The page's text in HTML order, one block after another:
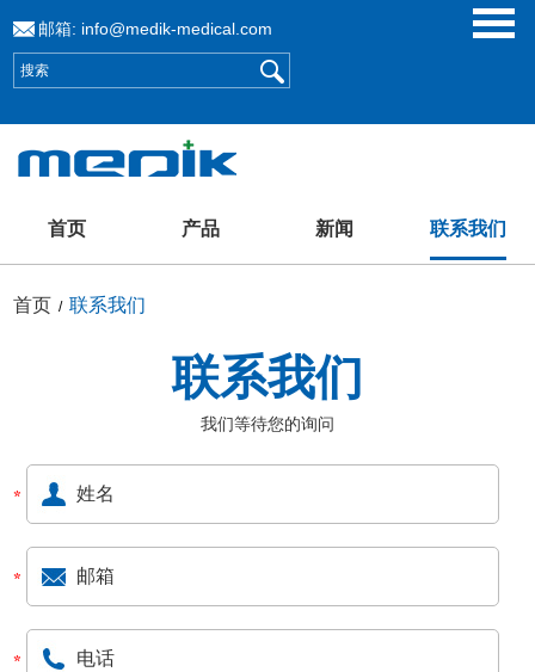
邮箱: info@medik-medical.com
首页 产品 新闻 联系我们
首页 /联系我们
联系我们
我们等待您的询问